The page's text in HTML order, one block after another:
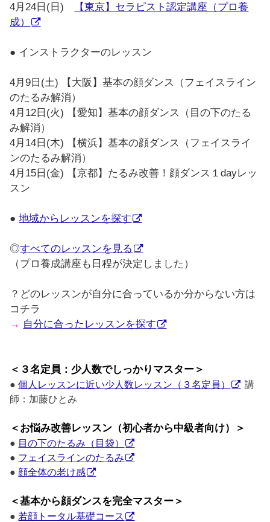
4月24日(日)
【東京】セラピスト認定講座（プロ養
成）
● インストラクターのレッスン
4月9日(土) 【大阪】基本の顔ダンス（フェイスライン
のたるみ解消）
4月12日(火) 【愛知】基本の顔ダンス（目の下のたる
み解消）
4月14日(木) 【横浜】基本の顔ダンス（フェイスライ
ンのたるみ解消）
4月15日(金) 【京都】たるみ改善！顔ダンス１dayレッ
スン
●地域からレッスンを探す
◎すべてのレッスンを見る
（プロ養成講座も日程が決定しました）
？どのレッスンが自分に合っているか分からない方は
コチラ
→ 自分に合ったレッスンを探す
＜３名定員：少人数でしっかりマスター＞
●個人レッスンに近い少人数レッスン（３名定員）
講
師：加藤ひとみ
＜お悩み改善レッスン（初心者から中級者向け）＞
● 目の下のたるみ（目袋）
● フェイスラインのたるみ
● 顔全体の老け感
＜基本から顔ダンスを完全マスター＞
● 若顔トータル基礎コース